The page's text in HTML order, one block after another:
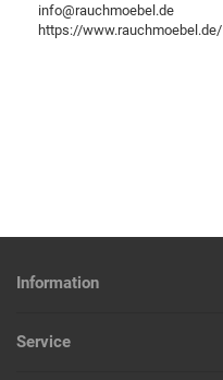
info@rauchmoebel.de
https://www.rauchmoebel.de/
Information
Service